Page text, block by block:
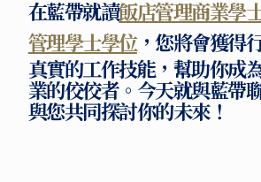
在藍帶就讀飯店管理商業學
管理學士學位，您將會獲得
真實的工作技能，幫助你成
業的佼佼者。今天就與藍帶
與您共同探討你的未來！